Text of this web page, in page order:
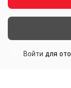
Войти для